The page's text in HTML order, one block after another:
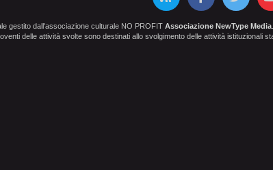
gestito dall'associazione culturale NO PROFIT Associazione NewType Media
delle attività svolte sono destinati allo svolgimento delle attività